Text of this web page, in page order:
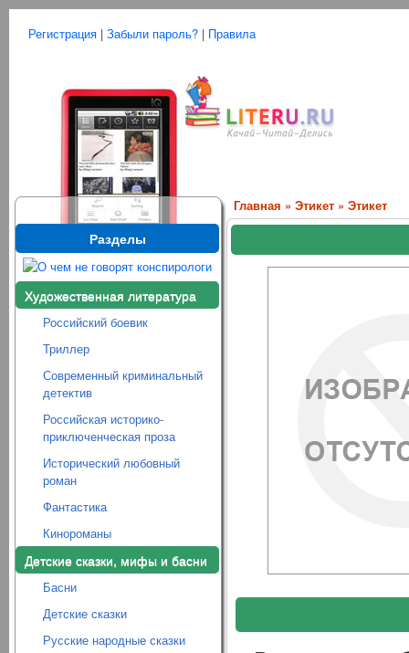
Регистрация | Забыли пароль? | Правила
Разделы
Художественная литература
Российский боевик
Триллер
Современный криминальный
детектив
Российская историко-
приключенческая проза
Исторический любовный
роман
Фантастика
Кинороманы
Детские сказки, мифы и басни
Басни
Детские сказки
Русские народные сказки
Главная » Этикет » Этикет